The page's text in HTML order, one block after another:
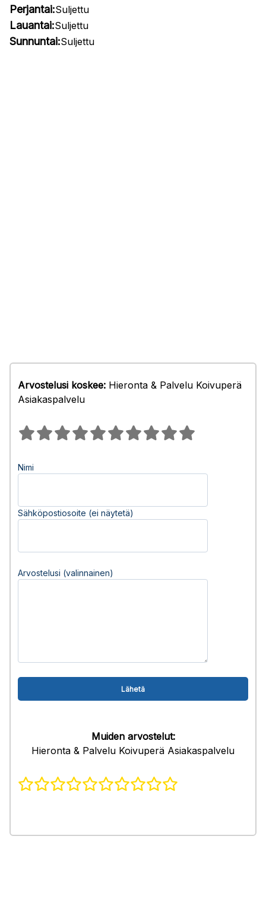
Perjantai:Suljettu
Lauantai:Suljettu
Sunnuntai:Suljettu
Arvostelusi koskee: Hieronta & Palvelu Koivuperä
Asiakaspalvelu
Nimi
Sähköpostiosoite (ei näytetä)
Arvostelusi (valinnainen)
Muiden arvostelut:
Hieronta & Palvelu Koivuperä Asiakaspalvelu